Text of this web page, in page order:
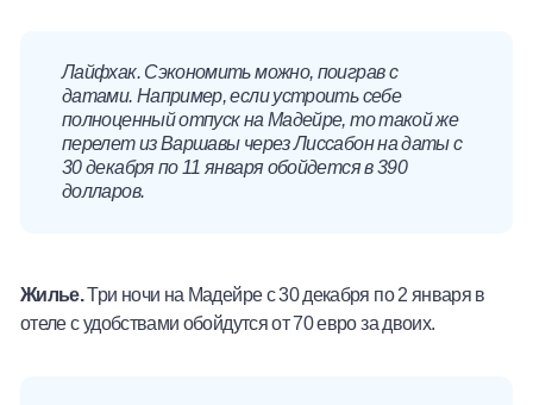
Лайфхак. Сэкономить можно, поиграв с
датами. Например, если устроить себе
полноценный отпуск на Мадейре, то такой же
перелет из Варшавы через Лиссабон на даты с
30 декабря по 11 января обойдется в 390
долларов.
Жилье.Три ночи на Мадейре с 30 декабря по 2 января в
отеле с удобствами обойдутся от 70 евро за двоих.